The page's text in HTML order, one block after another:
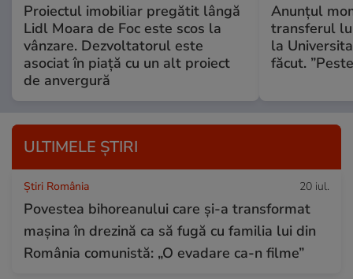
Proiectul imobiliar pregătit lângă
Lidl Moara de Foc este scos la
vânzare. Dezvoltatorul este
asociat în piață cu un alt proiect
de anvergură
Anunțul
transferul
la
făcut.
ULTIMELE ȘTIRI
Știri România 20 iul.
Povestea bihoreanului care și-a transformat
mașina în drezină ca să fugă cu familia lui din
România comunistă: „O evadare ca-n filme”